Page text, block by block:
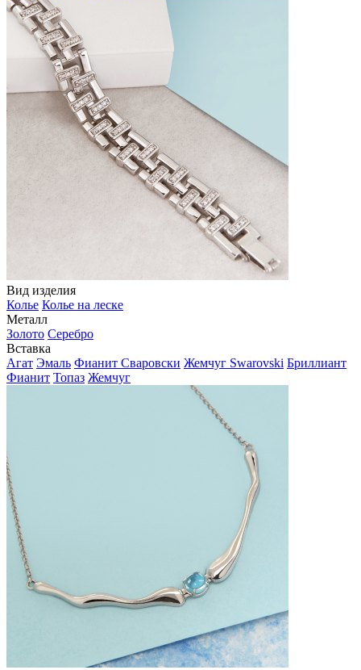
Вид изделия
Колье Колье на леске
Металл
Золото Серебро
Вставка
Агат Эмаль Фианит Сваровски Жемчуг Swarovski Бриллиант
Фианит Топаз Жемчуг